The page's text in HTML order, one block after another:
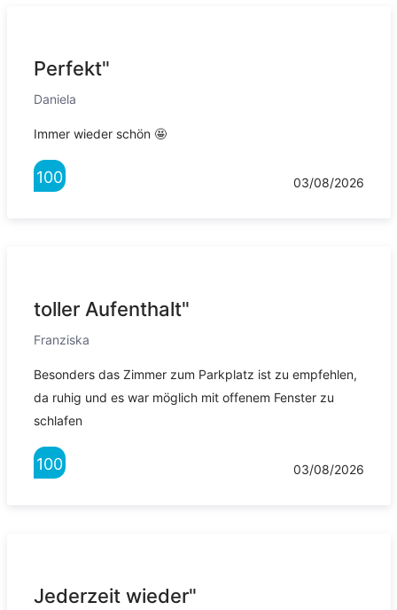
Perfekt"
Daniela
Immer wieder schön 🤩
100 03/08/2026
toller Aufenthalt"
Franziska
Besonders das Zimmer zum Parkplatz ist zu empfehlen,
da ruhig und es war möglich mit offenem Fenster zu
schlafen
100 03/08/2026
Jederzeit wieder"